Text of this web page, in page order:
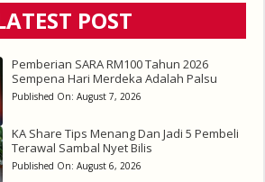
POST
Pemberian SARA RM100 Tahun 2026
Sempena Hari Merdeka Adalah Palsu
Published On: August 7, 2026
KA Share Tips Menang Dan Jadi 5 Pembeli
Terawal Sambal Nyet Bilis
Published On: August 6, 2026